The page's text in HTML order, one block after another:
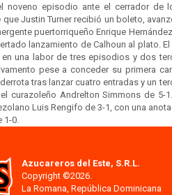
noveno episodio ante el cerrador de
Justin Turner recibió un boleto,
puertorriqueño Enrique
lanzamiento de Calhoun al plato.
una labor de tres episodios y dos
pese a conceder su primera
tras lanzar cuatro entradas y un
curazoleño Andrelton Simmons de
Luis Rengifo de 3-1, con una
0.
Azucareros del Este, S.R.L.
Copyright ©2026.
La Romana, República Dominicana